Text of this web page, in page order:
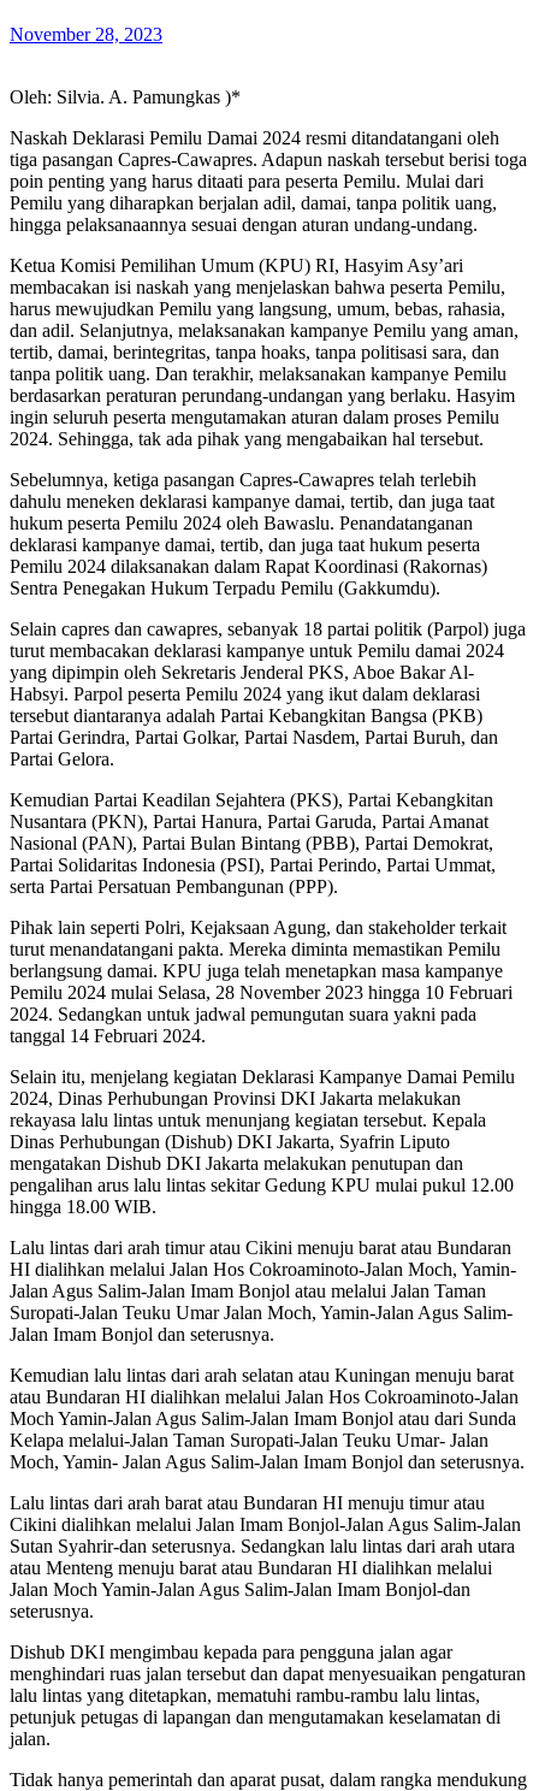
November 28, 2023
Oleh: Silvia. A. Pamungkas )*
Naskah Deklarasi Pemilu Damai 2024 resmi ditandatangani oleh
tiga pasangan Capres-Cawapres. Adapun naskah tersebut berisi toga
poin penting yang harus ditaati para peserta Pemilu. Mulai dari
Pemilu yang diharapkan berjalan adil, damai, tanpa politik uang,
hingga pelaksanaannya sesuai dengan aturan undang-undang.
Ketua Komisi Pemilihan Umum (KPU) RI, Hasyim Asy’ari
membacakan isi naskah yang menjelaskan bahwa peserta Pemilu,
harus mewujudkan Pemilu yang langsung, umum, bebas, rahasia,
dan adil. Selanjutnya, melaksanakan kampanye Pemilu yang aman,
tertib, damai, berintegritas, tanpa hoaks, tanpa politisasi sara, dan
tanpa politik uang. Dan terakhir, melaksanakan kampanye Pemilu
berdasarkan peraturan perundang-undangan yang berlaku. Hasyim
ingin seluruh peserta mengutamakan aturan dalam proses Pemilu
2024. Sehingga, tak ada pihak yang mengabaikan hal tersebut.
Sebelumnya, ketiga pasangan Capres-Cawapres telah terlebih
dahulu meneken deklarasi kampanye damai, tertib, dan juga taat
hukum peserta Pemilu 2024 oleh Bawaslu. Penandatanganan
deklarasi kampanye damai, tertib, dan juga taat hukum peserta
Pemilu 2024 dilaksanakan dalam Rapat Koordinasi (Rakornas)
Sentra Penegakan Hukum Terpadu Pemilu (Gakkumdu).
Selain capres dan cawapres, sebanyak 18 partai politik (Parpol) juga
turut membacakan deklarasi kampanye untuk Pemilu damai 2024
yang dipimpin oleh Sekretaris Jenderal PKS, Aboe Bakar Al-
Habsyi. Parpol peserta Pemilu 2024 yang ikut dalam deklarasi
tersebut diantaranya adalah Partai Kebangkitan Bangsa (PKB)
Partai Gerindra, Partai Golkar, Partai Nasdem, Partai Buruh, dan
Partai Gelora.
Kemudian Partai Keadilan Sejahtera (PKS), Partai Kebangkitan
Nusantara (PKN), Partai Hanura, Partai Garuda, Partai Amanat
Nasional (PAN), Partai Bulan Bintang (PBB), Partai Demokrat,
Partai Solidaritas Indonesia (PSI), Partai Perindo, Partai Ummat,
serta Partai Persatuan Pembangunan (PPP).
Pihak lain seperti Polri, Kejaksaan Agung, dan stakeholder terkait
turut menandatangani pakta. Mereka diminta memastikan Pemilu
berlangsung damai. KPU juga telah menetapkan masa kampanye
Pemilu 2024 mulai Selasa, 28 November 2023 hingga 10 Februari
2024. Sedangkan untuk jadwal pemungutan suara yakni pada
tanggal 14 Februari 2024.
Selain itu, menjelang kegiatan Deklarasi Kampanye Damai Pemilu
2024, Dinas Perhubungan Provinsi DKI Jakarta melakukan
rekayasa lalu lintas untuk menunjang kegiatan tersebut. Kepala
Dinas Perhubungan (Dishub) DKI Jakarta, Syafrin Liputo
mengatakan Dishub DKI Jakarta melakukan penutupan dan
pengalihan arus lalu lintas sekitar Gedung KPU mulai pukul 12.00
hingga 18.00 WIB.
Lalu lintas dari arah timur atau Cikini menuju barat atau Bundaran
HI dialihkan melalui Jalan Hos Cokroaminoto-Jalan Moch, Yamin-
Jalan Agus Salim-Jalan Imam Bonjol atau melalui Jalan Taman
Suropati-Jalan Teuku Umar Jalan Moch, Yamin-Jalan Agus Salim-
Jalan Imam Bonjol dan seterusnya.
Kemudian lalu lintas dari arah selatan atau Kuningan menuju barat
atau Bundaran HI dialihkan melalui Jalan Hos Cokroaminoto-Jalan
Moch Yamin-Jalan Agus Salim-Jalan Imam Bonjol atau dari Sunda
Kelapa melalui-Jalan Taman Suropati-Jalan Teuku Umar- Jalan
Moch, Yamin- Jalan Agus Salim-Jalan Imam Bonjol dan seterusnya.
Lalu lintas dari arah barat atau Bundaran HI menuju timur atau
Cikini dialihkan melalui Jalan Imam Bonjol-Jalan Agus Salim-Jalan
Sutan Syahrir-dan seterusnya. Sedangkan lalu lintas dari arah utara
atau Menteng menuju barat atau Bundaran HI dialihkan melalui
Jalan Moch Yamin-Jalan Agus Salim-Jalan Imam Bonjol-dan
seterusnya.
Dishub DKI mengimbau kepada para pengguna jalan agar
menghindari ruas jalan tersebut dan dapat menyesuaikan pengaturan
lalu lintas yang ditetapkan, mematuhi rambu-rambu lalu lintas,
petunjuk petugas di lapangan dan mengutamakan keselamatan di
jalan.
Tidak hanya pemerintah dan aparat pusat, dalam rangka mendukung